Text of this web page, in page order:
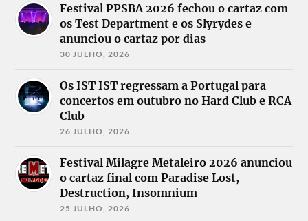
Festival PPSBA 2026 fechou o cartaz com
os Test Department e os Slyrydes e
anunciou o cartaz por dias
30 JULHO, 2026
Os IST IST regressam a Portugal para
concertos em outubro no Hard Club e RCA
Club
26 JULHO, 2026
Festival Milagre Metaleiro 2026 anunciou
o cartaz final com Paradise Lost,
Destruction, Insomnium
25 JULHO, 2026